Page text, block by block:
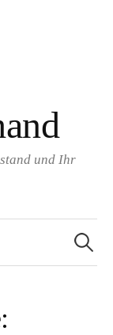
und Ihr
nach: